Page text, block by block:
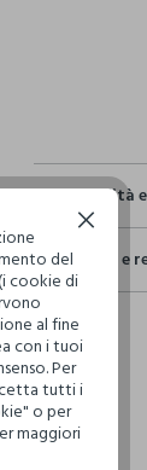
Sostenibilità
Sicurezza
Il 100% dei
fisici, per
definito per
restrittivi
Clicca qui
Spedizione e
per
del
cookie di
al fine
con i tuoi
Per
tutti i
o per
maggiori
Continua senza accettare